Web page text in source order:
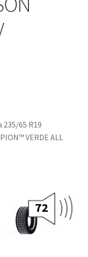
65 R19
VERDE ALL
72